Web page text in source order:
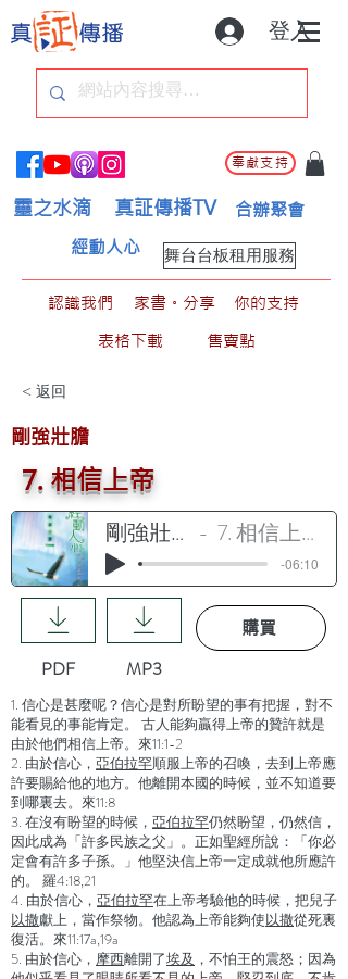
登入
奉獻支持
靈之水滴 真証傳播TV 合辦聚會
舞台台板租用服務
經動人心
認識我們 家書。分享
你的支持
表格下載
售賣點
< 返回
剛強壯膽
7. 相信上帝
剛強壯膽 7. 相信上帝
-06:10
購買
PDF MP3
1. 信心是甚麼呢？信心是對所盼望的事有把握，對不
能看見的事能肯定。 古人能夠贏得上帝的贊許就是
由於他們相信上帝。來11:1-2
2. 由於信心， 亞伯拉罕順服上帝的召喚，去到上帝應
許要賜給他的地方。他離開本國的時候，並不知道要
到哪裏去。來11:8
3. 在沒有盼望的時候， 亞伯拉罕仍然盼望，仍然信，
因此成為「許多民族之父」。正如聖經所說：「你必
定會有許多子孫。」他堅決信上帝一定成就他所應許
的。 羅4:18,21
4. 由於信心， 亞伯拉罕在上帝考驗他的時候，把兒子
以撒獻上，當作祭物。他認為上帝能夠使以撒從死裏
復活。來11:17a,19a
5. 由於信心， 摩西離開了埃及 ，不怕王的震怒；因為